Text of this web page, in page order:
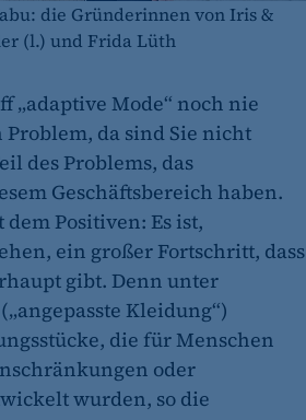
die Gründerinnen von Iris &
(l.) und Frida Lüth
„adaptive Mode“ noch nie
da sind Sie nicht
des Problems, das
Geschäftsbereich haben.
Positiven: Es ist,
ein großer Fortschritt, dass
gibt. Denn unter
Kleidung“)
die für Menschen
oder
wurden, so die